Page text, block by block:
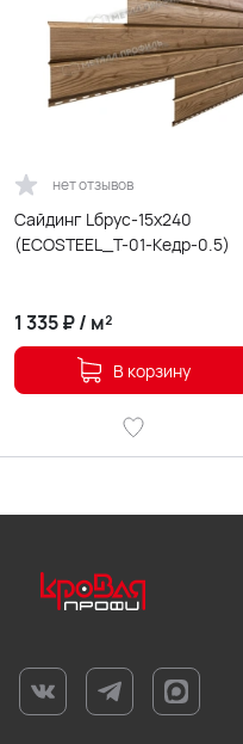
нет отзывов
Сайдинг Lбрус-15х240
(ECOSTEEL_T-01-Кедр-0.5)
1 335₽/ м²
В корзину